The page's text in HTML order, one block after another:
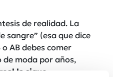
de realidad. La
sangre” (esa que dice
o AB debes comer
de moda por años,
la sigue